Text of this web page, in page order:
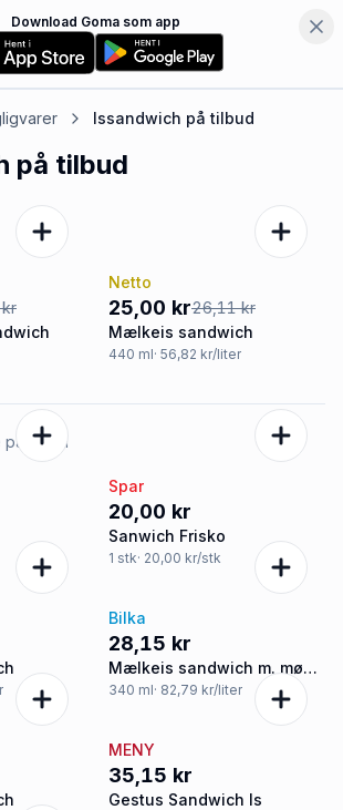
Download Goma som app
Issandwich på tilbud
på tilbud
-4%
Netto
25,00 kr26,11 kr
Mælkeis sandwich
440 ml· 56,82 kr/liter
på tilbud
Spar
20,00 kr
Sanwich Frisko
1 stk· 20,00 kr/stk
Bilka
28,15 kr
Mælkeis sandwich m. mørk
chokolade
340 ml· 82,79 kr/liter
MENY
35,15 kr
Gestus Sandwich Is